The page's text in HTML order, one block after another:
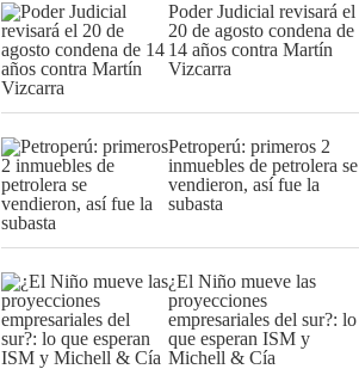
Poder Judicial revisará el
20 de agosto condena de
14 años contra Martín
Vizcarra
Petroperú: primeros 2
inmuebles de petrolera se
vendieron, así fue la
subasta
¿El Niño mueve las
proyecciones
empresariales del sur?: lo
que esperan ISM y
Michell & Cía